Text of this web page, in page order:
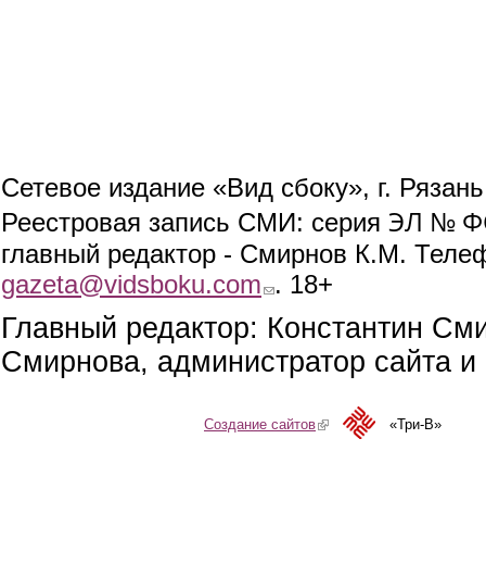
Сетевое издание «Вид сбоку», г.
Реестровая запись СМИ: серия ЭЛ №
главный редактор - Смирнов К.М.
gazeta@vidsboku.com (link sends e-mail)
. 18+
Главный редактор: Константин
Смирнова, администратор сайта
Создание сайтов(link is external)«Три-В»